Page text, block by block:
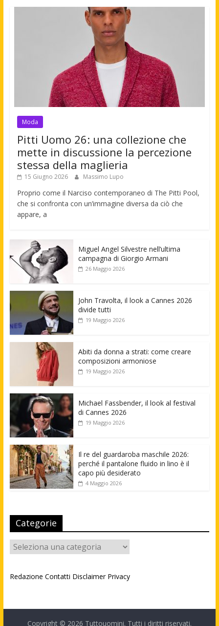
Moda
Pitti Uomo 26: una collezione che
mette in discussione la percezione
stessa della maglieria
15 Giugno 2026 Massimo Lupo
Proprio come il Narciso contemporaneo di The Pitti Pool,
che si confronta con un’immagine diversa da ciò che
appare, a
Miguel Angel Silvestre nell’ultima
campagna di Giorgio Armani
26 Maggio 2026
John Travolta, il look a Cannes 2026
divide tutti
19 Maggio 2026
Abiti da donna a strati: come creare
composizioni armoniose
19 Maggio 2026
Michael Fassbender, il look al festival
di Cannes 2026
19 Maggio 2026
Il re del guardaroba maschile 2026:
perché il pantalone fluido in lino è il
capo più desiderato
4 Maggio 2026
Categorie
Categorie
Redazione Contatti Disclaimer Privacy
Copyright © 2026 Tuttouomini. Tutti i diritti riservati.